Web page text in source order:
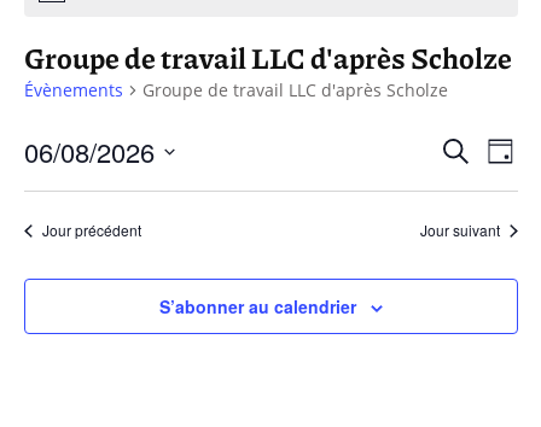
Groupe de travail LLC d'après Scholze
Évènements Groupe de travail LLC d'après Scholze
et
de
Recherche
de
Jour
06/08/2026
Sélectionnez
Jour précédent Jour suivant
S’abonner au calendrier